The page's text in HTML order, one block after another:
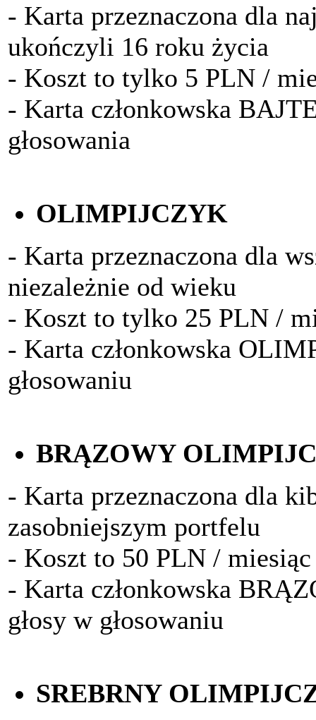
- Karta przeznaczona dla
ukończyli 16 roku życia
- Koszt to tylko 5 PLN /
- Karta członkowska
głosowania
OLIMPIJCZYK
- Karta przeznaczona dla
niezależnie od wieku
- Koszt to tylko 25 PLN /
- Karta członkowska
głosowaniu
BRĄZOWY
- Karta przeznaczona dla
zasobniejszym portfelu
- Koszt to 50 PLN / miesiąc
- Karta członkowska
głosy w głosowaniu
SREBRNY